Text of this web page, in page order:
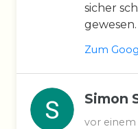
sicher
gewesen.
Zum
Simon
vor einem